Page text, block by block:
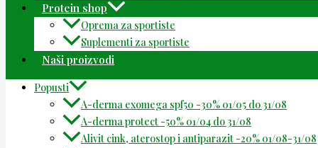
Protein shop
Oprema za sportiste
Suplementi za sportiste
Naši proizvodi
Popusti
A-derma exomega spf50 -30% 01/05 do 31/08
A-derma protect -50% 01/04 do 31/08
Alivit cink, aterostop i antiparazit -20% 01/08-31/08